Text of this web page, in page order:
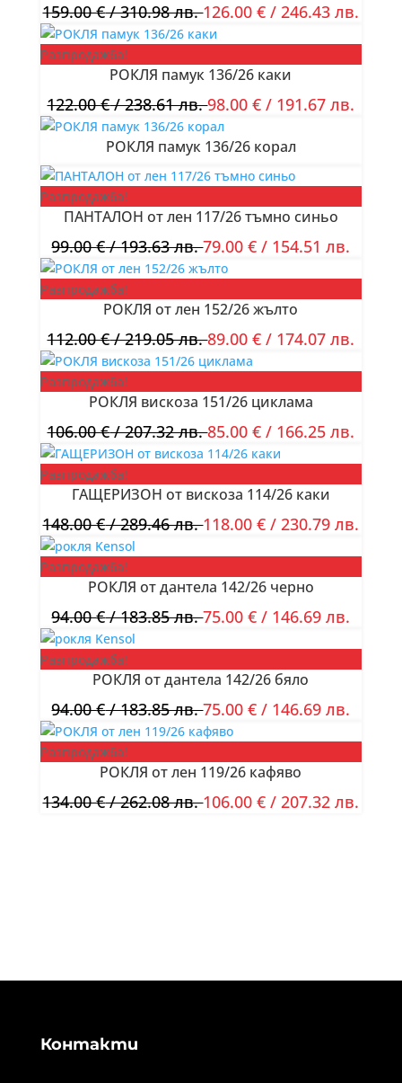
159.00€/ 310.98 лв.126.00€ / 246.43 лв.
Разпродажба!
РОКЛЯ памук 136/26 каки
122.00€/ 238.61 лв.98.00€ / 191.67 лв.
РОКЛЯ памук 136/26 корал
Разпродажба!
ПАНТАЛОН от лен 117/26 тъмно синьо
99.00€/ 193.63 лв.79.00€ / 154.51 лв.
Разпродажба!
РОКЛЯ от лен 152/26 жълто
112.00€/ 219.05 лв.89.00€ / 174.07 лв.
Разпродажба!
РОКЛЯ вискоза 151/26 циклама
106.00€/ 207.32 лв.85.00€ / 166.25 лв.
Разпродажба!
ГАЩЕРИЗОН от вискоза 114/26 каки
148.00€/ 289.46 лв.118.00€ / 230.79 лв.
Разпродажба!
РОКЛЯ от дантела 142/26 черно
94.00€/ 183.85 лв.75.00€ / 146.69 лв.
Разпродажба!
РОКЛЯ от дантела 142/26 бяло
94.00€/ 183.85 лв.75.00€ / 146.69 лв.
Разпродажба!
РОКЛЯ от лен 119/26 кафяво
134.00€/ 262.08 лв.106.00€ / 207.32 лв.
Контакти